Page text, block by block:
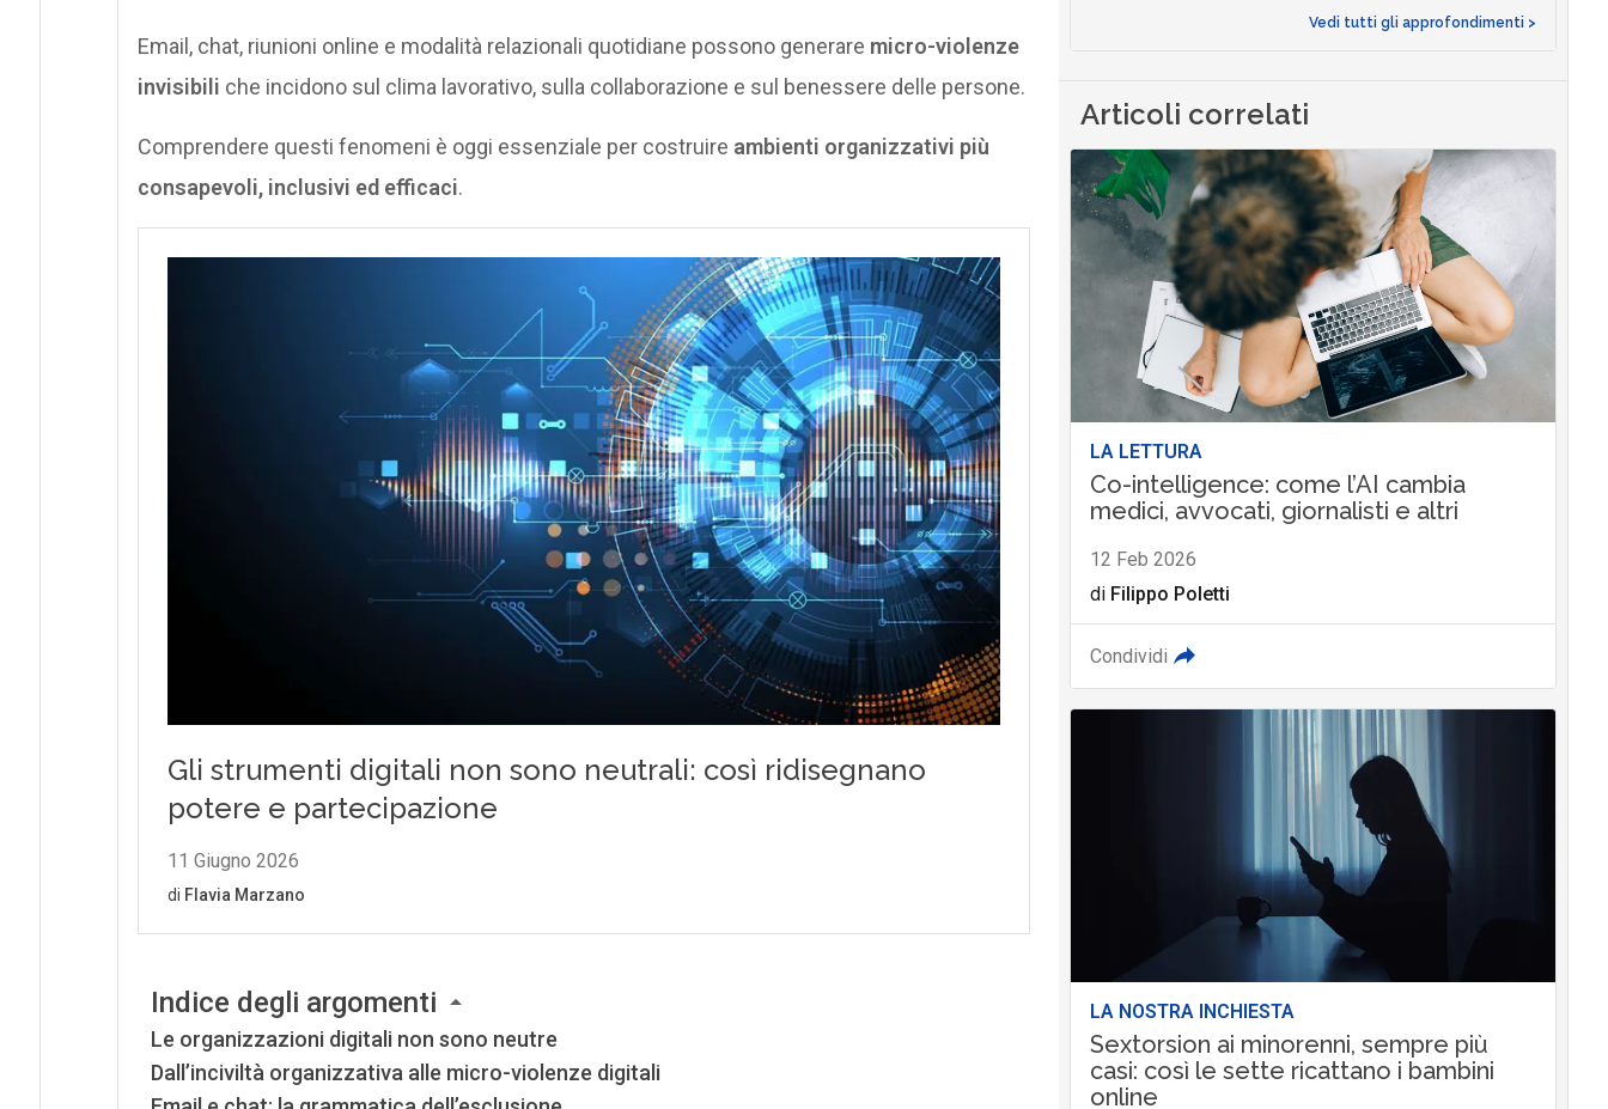
Email, chat, riunioni online e modalità relazionali quotidiane possono generare micro-violenze
invisibili che incidono sul clima lavorativo, sulla collaborazione e sul benessere delle persone.
Comprendere questi fenomeni è oggi essenziale per costruire ambienti organizzativi più
consapevoli, inclusivi ed efficaci.
Indice degli argomenti
Le organizzazioni digitali non sono neutre
Dall’inciviltà organizzativa alle micro-violenze digitali
Vedi tutti gli approfondimenti >
Articoli correlati
LA LETTURA
Co-intelligence: come l’AI cambia
medici, avvocati, giornalisti e altri
12 Feb 2026
di Filippo Poletti
Condividi
LA NOSTRA INCHIESTA
Sextorsion ai minorenni, sempre più
casi: così le sette ricattano i bambini
online